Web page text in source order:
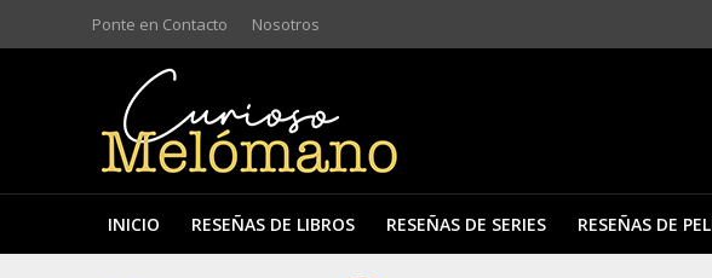
Ponte en Contacto Nosotros
INICIO RESEÑAS DE LIBROS RESEÑAS DE SERIES RESEÑAS DE